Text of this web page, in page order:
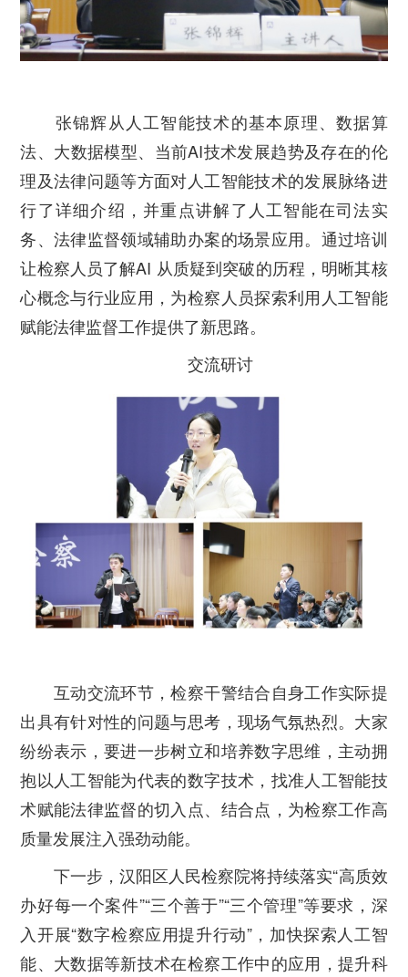
张锦辉从人工智能技术的基本原理、数据算
法、大数据模型、当前AI技术发展趋势及存在的伦
理及法律问题等方面对人工智能技术的发展脉络进
行了详细介绍，并重点讲解了人工智能在司法实
务、法律监督领域辅助办案的场景应用。通过培训
让检察人员了解AI 从质疑到突破的历程，明晰其核
心概念与行业应用，为检察人员探索利用人工智能
赋能法律监督工作提供了新思路。
交流研讨
互动交流环节，检察干警结合自身工作实际提
出具有针对性的问题与思考，现场气氛热烈。大家
纷纷表示，要进一步树立和培养数字思维，主动拥
抱以人工智能为代表的数字技术，找准人工智能技
术赋能法律监督的切入点、结合点，为检察工作高
质量发展注入强劲动能。
下一步，汉阳区人民检察院将持续落实“高质效
办好每一个案件”“三个善于”“三个管理”等要求，深
入开展“数字检察应用提升行动”，加快探索人工智
能、大数据等新技术在检察工作中的应用，提升科